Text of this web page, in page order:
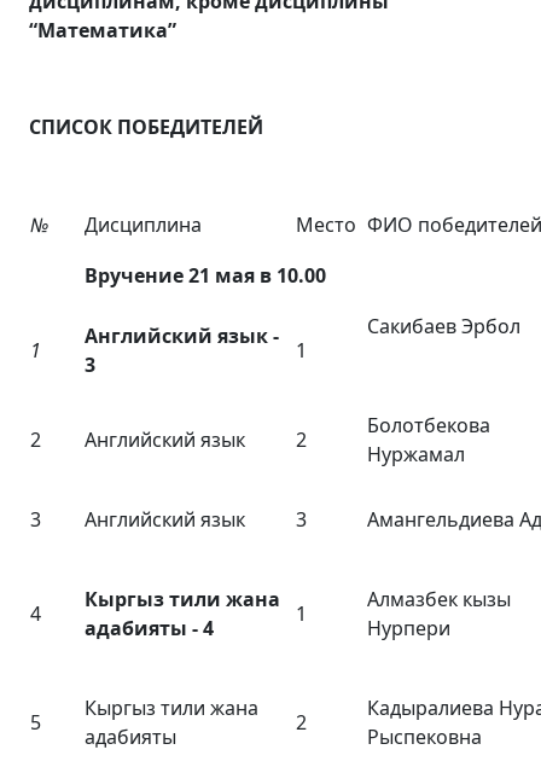
“Математика”
СПИСОК ПОБЕДИТЕЛЕЙ
№ Дисциплина Место ФИО победителей
Вручение 21 мая в 10.00
1
Английский язык -
3
1
Сакибаев Эрбол
2 Английский язык 2
Болотбекова
Нуржамал
3 Английский язык 3 Амангельдиева
4
Кыргыз тили жана
адабияты - 4
1
Алмазбек кызы
Нурпери
5
Кыргыз тили жана
адабияты
2
Кадыралиева
Рыспековна